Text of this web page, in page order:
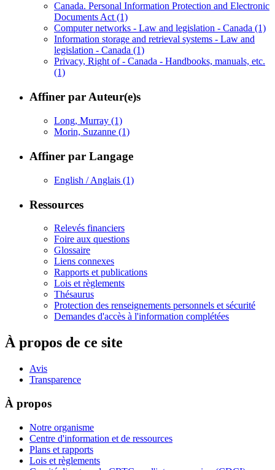
Canada. Personal Information Protection and Electronic
Documents Act (1)
Computer networks - Law and legislation - Canada (1)
Information storage and retrieval systems - Law and
legislation - Canada (1)
Privacy, Right of - Canada - Handbooks, manuals, etc.
(1)
Affiner par Auteur(e)s
Long, Murray (1)
Morin, Suzanne (1)
Affiner par Langage
English / Anglais (1)
Ressources
Relevés financiers
Foire aux questions
Glossaire
Liens connexes
Rapports et publications
Lois et règlements
Thésaurus
Protection des renseignements personnels et sécurité
Demandes d'accès à l'information complétées
À propos de ce site
Avis
Transparence
À propos
Notre organisme
Centre d'information et de ressources
Plans et rapports
Lois et règlements